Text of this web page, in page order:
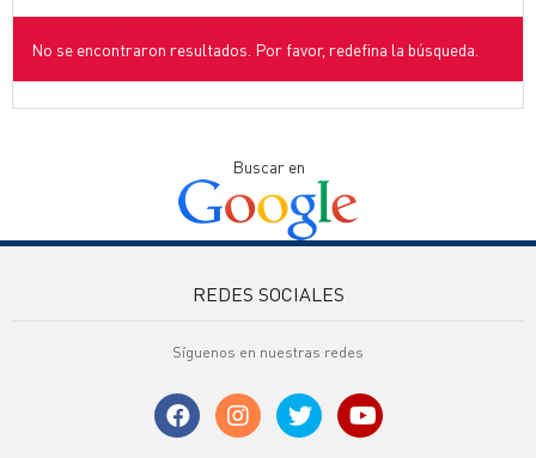
No se encontraron resultados. Por favor, redefina la búsqueda.
Buscar en
REDES SOCIALES
Síguenos en nuestras redes